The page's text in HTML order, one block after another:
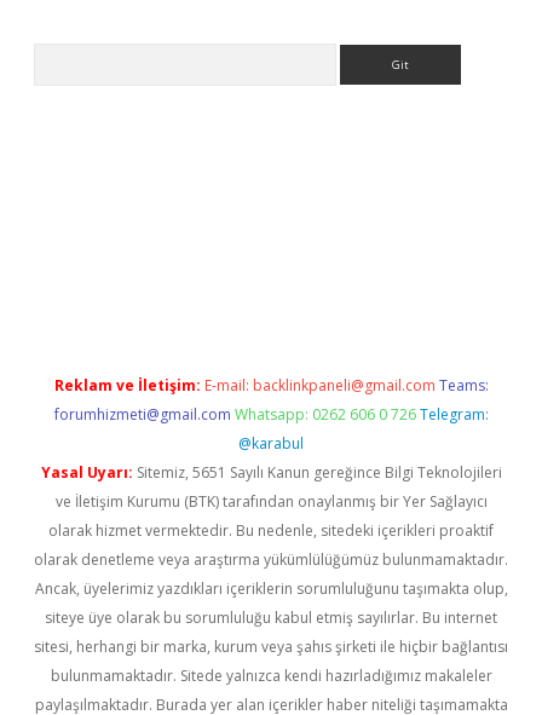
Reklam ve İletişim: E-mail: backlinkpaneli@gmail.com Teams:
forumhizmeti@gmail.com Whatsapp: 0262 606 0 726 Telegram:
@karabul
Yasal Uyarı: Sitemiz, 5651 Sayılı Kanun gereğince Bilgi Teknolojileri
ve İletişim Kurumu (BTK) tarafından onaylanmış bir Yer Sağlayıcı
olarak hizmet vermektedir. Bu nedenle, sitedeki içerikleri proaktif
olarak denetleme veya araştırma yükümlülüğümüz bulunmamaktadır.
Ancak, üyelerimiz yazdıkları içeriklerin sorumluluğunu taşımakta olup,
siteye üye olarak bu sorumluluğu kabul etmiş sayılırlar. Bu internet
sitesi, herhangi bir marka, kurum veya şahıs şirketi ile hiçbir bağlantısı
bulunmamaktadır. Sitede yalnızca kendi hazırladığımız makaleler
paylaşılmaktadır. Burada yer alan içerikler haber niteliği taşımamakta